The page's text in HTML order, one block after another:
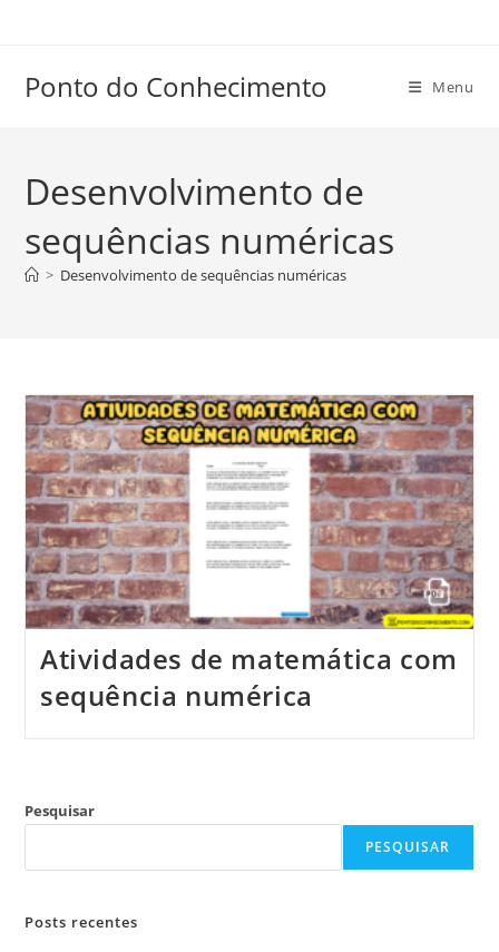
conteúdo
Ponto do Conhecimento Menu
Desenvolvimento de
sequências numéricas
> Desenvolvimento de sequências numéricas
Atividades de matemática com
sequência numérica
Pesquisar
PESQUISAR
Posts recentes